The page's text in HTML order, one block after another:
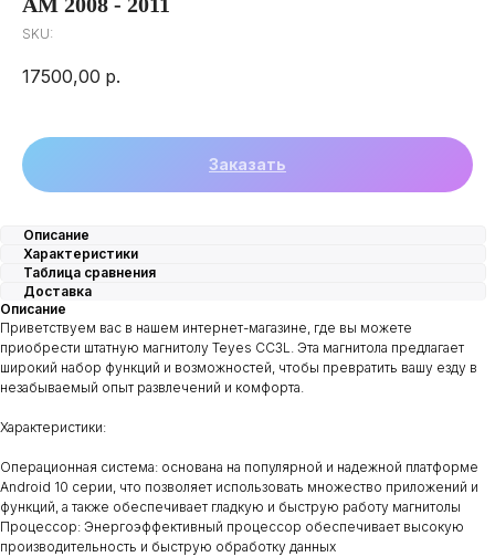
SKU:
17500,00 р.
Заказать
Описание
Характеристики
Таблица сравнения
Доставка
Описание
Приветствуем вас в нашем интернет-магазине, где вы можете
приобрести штатную магнитолу Teyes CC3L. Эта магнитола предлагает
широкий набор функций и возможностей, чтобы превратить вашу езду в
незабываемый опыт развлечений и комфорта.
Характеристики:
Операционная система: основана на популярной и надежной платформе
Android 10 серии, что позволяет использовать множество приложений и
функций, а также обеспечивает гладкую и быструю работу магнитолы
Процессор: Энергоэффективный процессор обеспечивает высокую
производительность и быструю обработку данных